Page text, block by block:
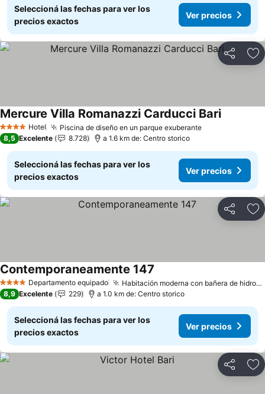
Seleccioná las fechas para ver los
precios exactos
Ver precios
Compartir
4 EstrellasHotel Piscina de diseño en un parque exuberante
Mercure Villa Romanazzi Carducci Bari
8,5 Excelente 8.728 a 1.6 km de: Centro storico
Seleccioná las fechas para ver los
precios exactos
Ver precios
Compartir
4 EstrellasDepartamento equipado Habitación moderna con bañera de hidromasaje
Contemporaneamente 147
8,9 Excelente 229 a 1.0 km de: Centro storico
Seleccioná las fechas para ver los
precios exactos
Ver precios
Compartir